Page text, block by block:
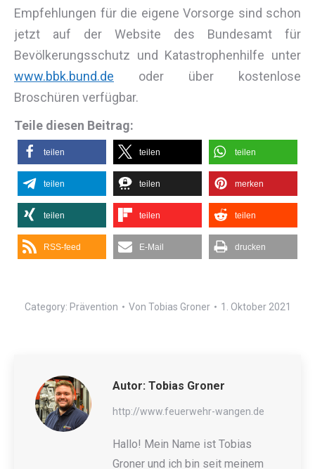
Empfehlungen für die eigene Vorsorge sind schon
jetzt auf der Website des Bundesamt für
Bevölkerungsschutz und Katastrophenhilfe unter
www.bbk.bund.de oder über kostenlose
Broschüren verfügbar.
Teile diesen Beitrag:
teilen teilen teilen
teilen teilen merken
teilen teilen teilen
RSS-feed E-Mail drucken
Category: Prävention Von Tobias Groner 1. Oktober 2021
Autor: Tobias Groner
http://www.feuerwehr-wangen.de
Hallo! Mein Name ist Tobias
Groner und ich bin seit meinem